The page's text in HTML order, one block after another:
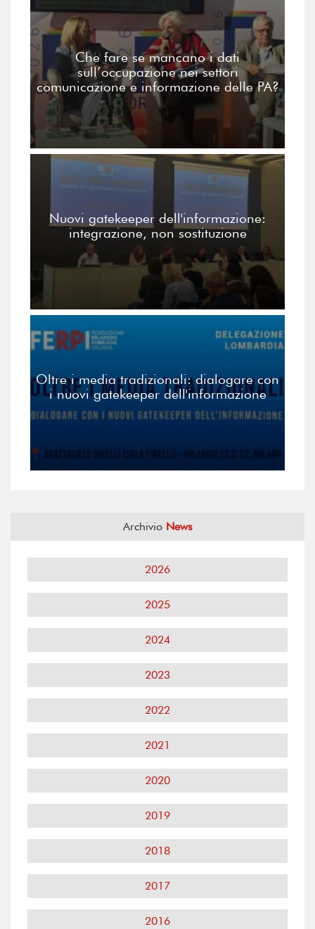
Che fare se mancano i dati
sull’occupazione nei settori
comunicazione e informazione delle PA?
Nuovi gatekeeper dell'informazione:
integrazione, non sostituzione
Oltre i media tradizionali: dialogare con
i nuovi gatekeeper dell'informazione
Archivio News
2026
2025
2024
2023
2022
2021
2020
2019
2018
2017
2016